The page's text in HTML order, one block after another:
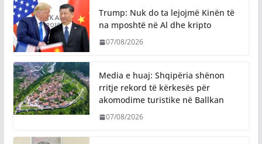
Trump: Nuk do ta lejojmë Kinën të
na mposhtë në Al dhe kripto
07/08/2026
Media e huaj: Shqipëria shënon
rritje rekord të kërkesës për
akomodime turistike në Ballkan
07/08/2026